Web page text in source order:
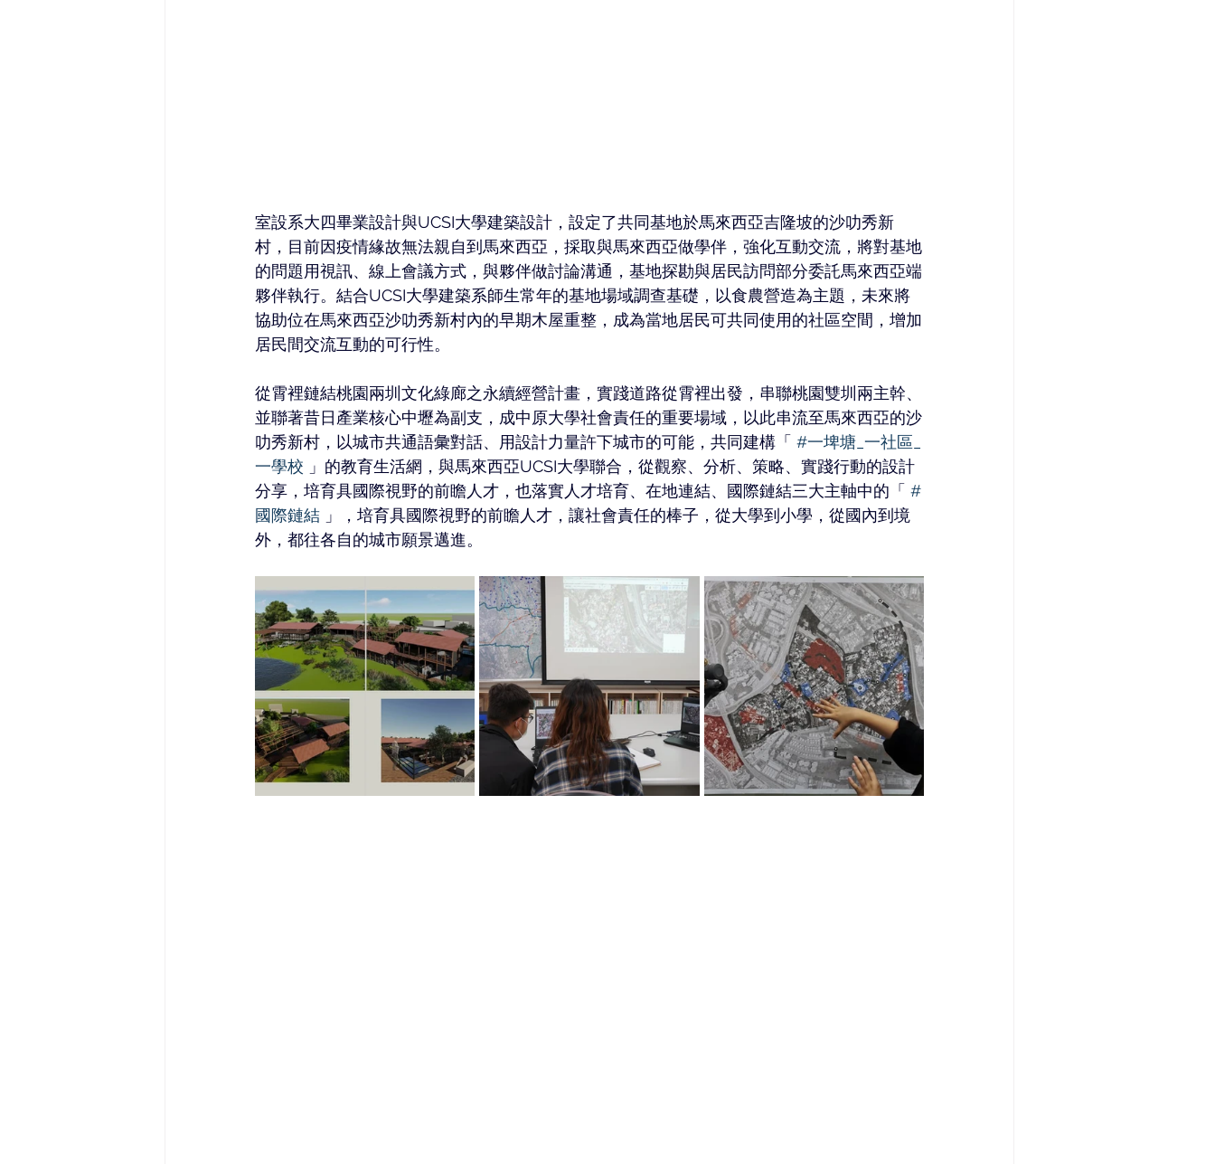
室設系大四畢業設計與UCSI大學建築設計，設定了共同基地於馬來西亞吉隆坡的沙叻秀新
村，目前因疫情緣故無法親自到馬來西亞，採取與馬來西亞做學伴，強化互動交流，將對基地
的問題用視訊、線上會議方式，與夥伴做討論溝通，基地探勘與居民訪問部分委託馬來西亞端
夥伴執行。結合UCSI大學建築系師生常年的基地場域調查基礎，以食農營造為主題，未來將
協助位在馬來西亞沙叻秀新村內的早期木屋重整，成為當地居民可共同使用的社區空間，增加
居民間交流互動的可行性。
從霄裡鏈結桃園兩圳文化綠廊之永續經營計畫，實踐道路從霄裡出發，串聯桃園雙圳兩主幹、
並聯著昔日產業核心中壢為副支，成中原大學社會責任的重要場域，以此串流至馬來西亞的沙
叻秀新村，以城市共通語彙對話、用設計力量許下城市的可能，共同建構「 #一埤塘_一社區_
一學校 」的教育生活網，與馬來西亞UCSI大學聯合，從觀察、分析、策略、實踐行動的設計
分享，培育具國際視野的前瞻人才，也落實人才培育、在地連結、國際鏈結三大主軸中的「 #
國際鏈結 」，培育具國際視野的前瞻人才，讓社會責任的棒子，從大學到小學，從國內到境
外，都往各自的城市願景邁進。